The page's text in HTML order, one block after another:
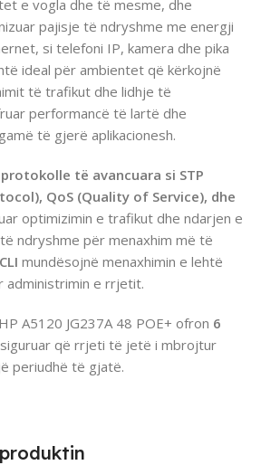
e vogla dhe të mesme, dhe
pajisje të ndryshme me energji
si telefoni IP, kamera dhe pika
ideal për ambientet që kërkojnë
të trafikut dhe lidhje të
performancë të lartë dhe
të gjerë aplikacionesh.
protokolle të avancuara si STP
QoS (Quality of Service), dhe
optimizimin e trafikut dhe ndarjen e
ndryshme për menaxhim më të
mundësojnë menaxhimin e lehtë
administrimin e rrjetit.
A5120 JG237A 48 POE+ ofron 6
që rrjeti të jetë i mbrojtur
periudhë të gjatë.